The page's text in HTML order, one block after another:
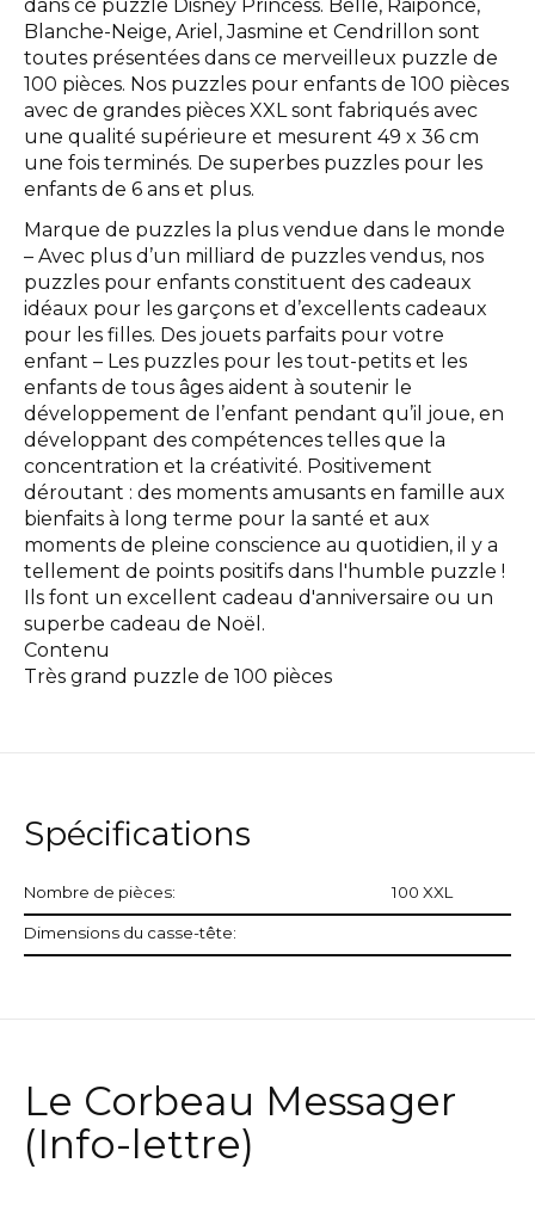
dans ce puzzle Disney Princess. Belle, Raiponce,
Blanche-Neige, Ariel, Jasmine et Cendrillon sont
toutes présentées dans ce merveilleux puzzle de
100 pièces. Nos puzzles pour enfants de 100 pièces
avec de grandes pièces XXL sont fabriqués avec
une qualité supérieure et mesurent 49 x 36 cm
une fois terminés. De superbes puzzles pour les
enfants de 6 ans et plus.
Marque de puzzles la plus vendue dans le monde
– Avec plus d’un milliard de puzzles vendus, nos
puzzles pour enfants constituent des cadeaux
idéaux pour les garçons et d’excellents cadeaux
pour les filles. Des jouets parfaits pour votre
enfant – Les puzzles pour les tout-petits et les
enfants de tous âges aident à soutenir le
développement de l’enfant pendant qu’il joue, en
développant des compétences telles que la
concentration et la créativité. Positivement
déroutant : des moments amusants en famille aux
bienfaits à long terme pour la santé et aux
moments de pleine conscience au quotidien, il y a
tellement de points positifs dans l'humble puzzle !
Ils font un excellent cadeau d'anniversaire ou un
superbe cadeau de Noël.
Contenu
Très grand puzzle de 100 pièces
Spécifications
Nombre de pièces: 100 XXL
Dimensions du casse-tête:
Le Corbeau Messager
(Info-lettre)